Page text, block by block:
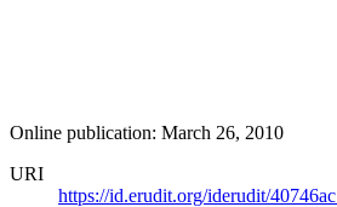
Online publication: March 26, 2010
URI
https://id.erudit.org/iderudit/40746ac